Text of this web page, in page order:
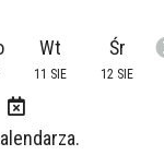
Wt
11 SIE
Śr
12 SIE